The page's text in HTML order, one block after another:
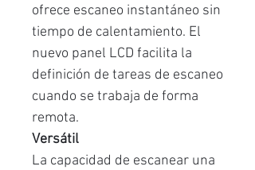
ofrece escaneo instantáneo sin
tiempo de calentamiento. El
nuevo panel LCD facilita la
definición de tareas de escaneo
cuando se trabaja de forma
remota.
Versátil
La capacidad de escanear una